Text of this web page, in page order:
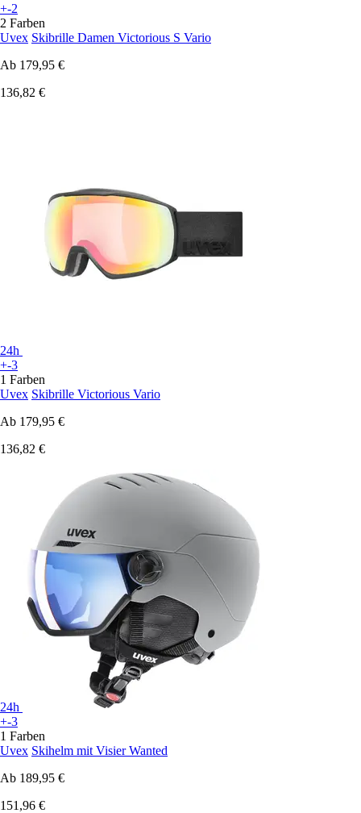
+-2
2 Farben
Uvex Skibrille Damen Victorious S Vario
Ab 179,95 €
136,82 €
24h
+-3
1 Farben
Uvex Skibrille Victorious Vario
Ab 179,95 €
136,82 €
24h
+-3
1 Farben
Uvex Skihelm mit Visier Wanted
Ab 189,95 €
151,96 €